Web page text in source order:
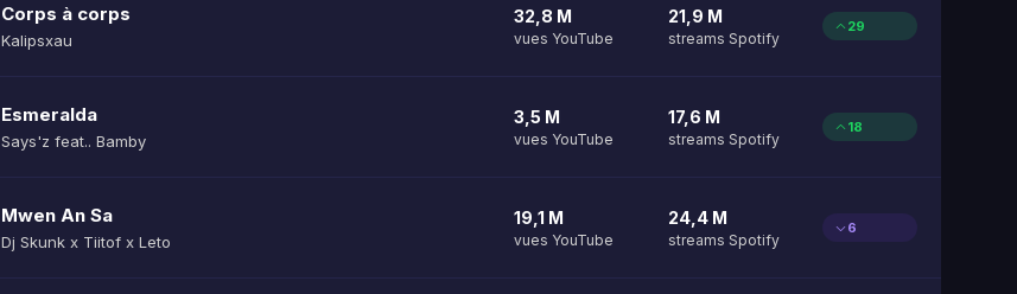
Corps à corps
Kalipsxau
32,8 M
vues YouTube
21,9 M
streams Spotify
29
Esmeralda
Says'z feat.. Bamby
3,5 M
vues YouTube
17,6 M
streams Spotify
18
Mwen An Sa
Dj Skunk x Tiitof x Leto
19,1 M
vues YouTube
24,4 M
streams Spotify
6